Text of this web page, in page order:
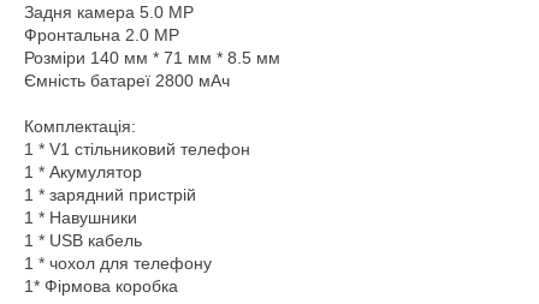
Задня камера 5.0 MP
Фронтальна 2.0 MP
Розміри 140 мм * 71 мм * 8.5 мм
Ємність батареї 2800 мАч
Комплектація:
1 * V1 стільниковий телефон
1 * Акумулятор
1 * зарядний пристрій
1 * Навушники
1 * USB кабель
1 * чохол для телефону
1* Фірмова коробка